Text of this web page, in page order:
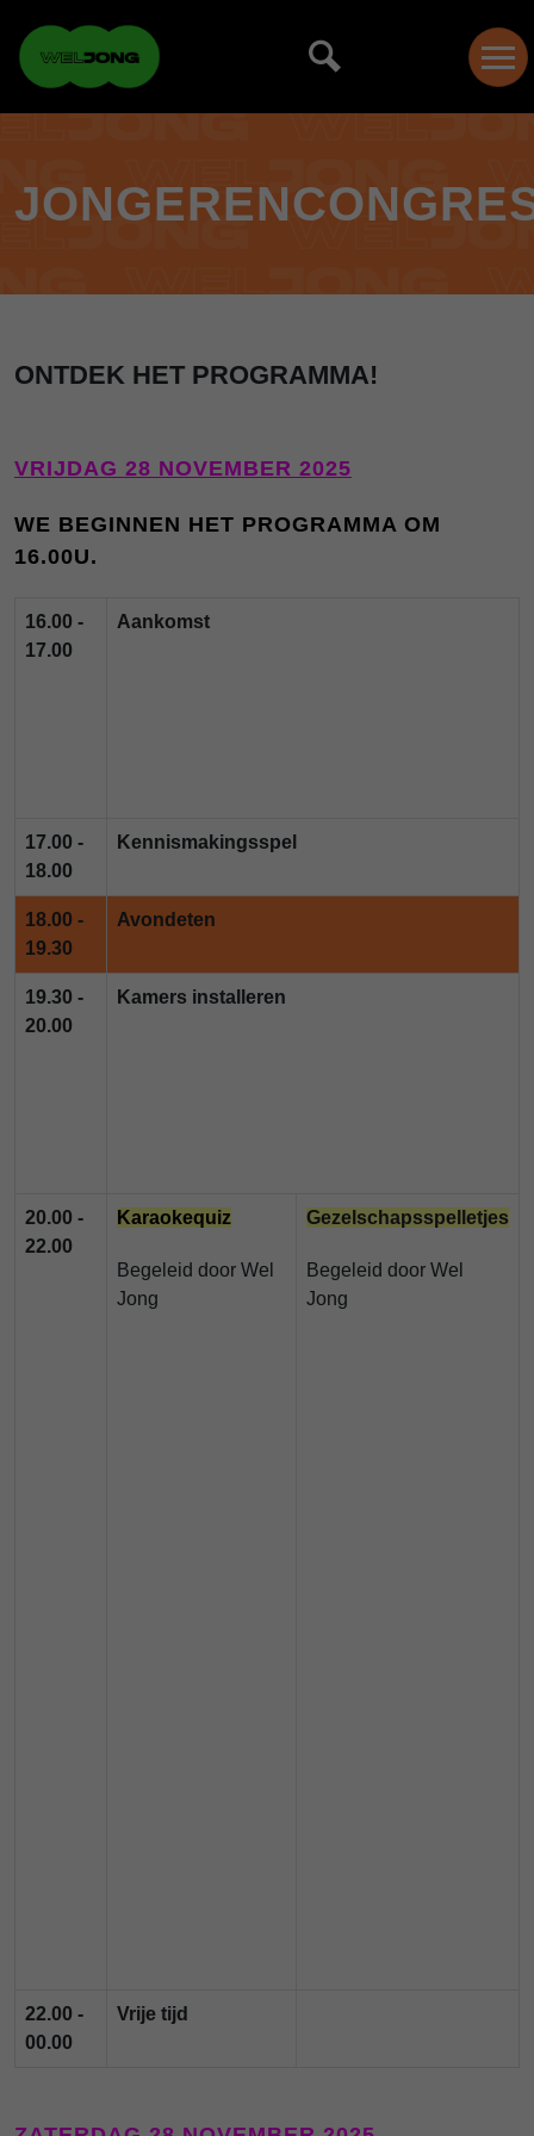
ONTDEK HET PROGRAMMA!
VRIJDAG 28 NOVEMBER 2025
WE BEGINNEN HET PROGRAMMA OM
16.00U.
16.00 -
17.00
Aankomst
17.00 -
18.00
Kennismakingsspel
18.00 -
19.30
Avondeten
19.30 -
20.00
Kamers installeren
20.00 -
22.00
Karaokequiz
Begeleid door Wel
Jong
Gezelschapsspelletjes
Begeleid door Wel
Jong
22.00 -
00.00
Vrije tijd